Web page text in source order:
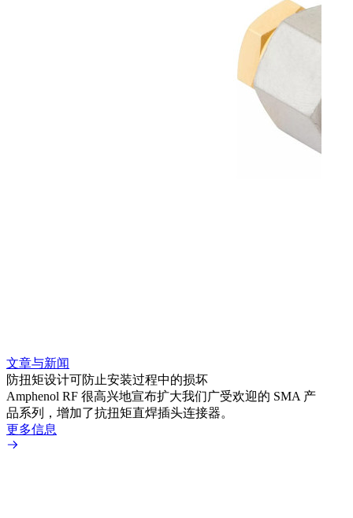
文章与新闻
防扭矩设计可防止安装过程中的损坏
Amphenol RF 很高兴地宣布扩大我们广受欢迎的 SMA 产
品系列，增加了抗扭矩直焊插头连接器。
更多信息